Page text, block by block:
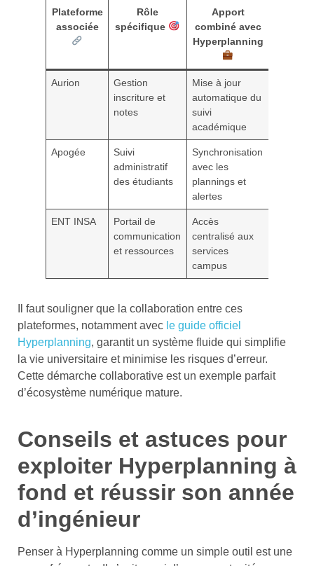
Plateforme
associée
Rôle
spécifique
Apport
combiné avec
Hyperplanning
Aurion
Gestion
inscriture et
notes
Mise à jour
automatique du
suivi
académique
Apogée
Suivi
administratif
des étudiants
Synchronisation
avec les
plannings et
alertes
ENT INSA
Portail de
communication
et ressources
Accès
centralisé aux
services
campus
Il faut souligner que la collaboration entre ces
plateformes, notamment avec le guide officiel
Hyperplanning, garantit un système fluide qui simplifie
la vie universitaire et minimise les risques d’erreur.
Cette démarche collaborative est un exemple parfait
d’écosystème numérique mature.
Conseils et astuces pour
exploiter Hyperplanning à
fond et réussir son année
d’ingénieur
Penser à Hyperplanning comme un simple outil est une